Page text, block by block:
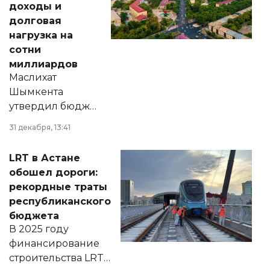
доходы и
долговая
нагрузка на
сотни
миллиардов
Маслихат
Шымкента
утвердил бюджет
города на 2026–
2028 годы.
документ
появился в базе
нормативных
правовых актов и
на сайте маслихат
города.
31 декабря, 13:41
LRT в Астане
обошел дороги:
рекордные траты
республиканского
бюджета
В 2025 году
финансирование
строительства LRT